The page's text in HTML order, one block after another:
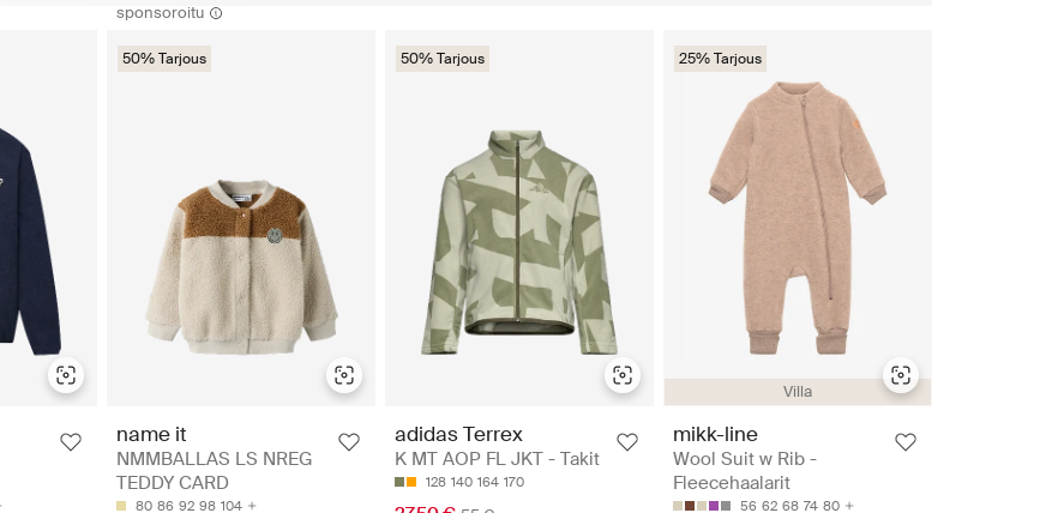
sponsoroitu
50% Tarjous
name it
NMMBALLAS LS NREG
TEDDY CARD
80 86 92 98 104
50% Tarjous
adidas Terrex
K MT AOP FL JKT - Takit
128 140 164 170
Villa
25% Tarjous
mikk-line
Wool Suit w Rib -
Fleecehaalarit
56 62 68 74 80